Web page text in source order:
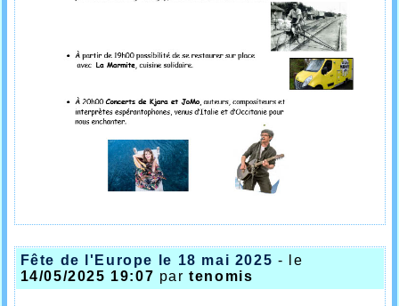
Fête de l'Europe le 18 mai 2025 - le
14/05/2025 19:07 partenomis